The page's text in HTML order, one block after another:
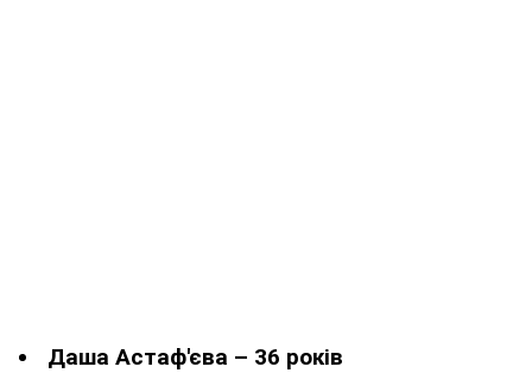
Даша Астаф'єва – 36 років